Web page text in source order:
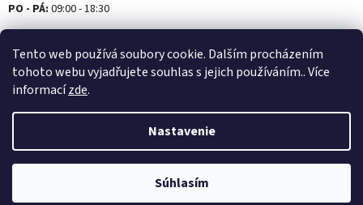
Tento web používá soubory cookie. Dalším procházením
tohoto webu vyjadřujete souhlas s jejich používáním.. Více
informacízde.
Nastavenie
Súhlasím
PO - PÁ: 09:00 - 18:30
Více informací ZDE
Vytvoril Shoptet
Alterna Medica. Všetky práva vyhradené.